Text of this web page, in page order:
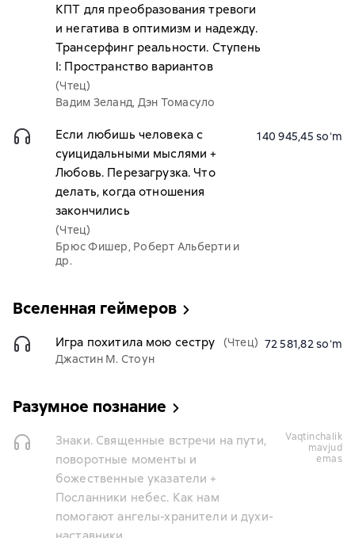
КПТ для преобразования тревоги
и негатива в оптимизм и надежду.
Трансерфинг реальности. Ступень
I: Пространство вариантов
(Чтец)
Вадим Зеланд, Дэн Томасуло
Если любишь человека с
суицидальными мыслями +
Любовь. Перезагрузка. Что
делать, когда отношения
закончились
(Чтец)
Брюс Фишер, Роберт Альберти и
др.
140 945,45 soʻm
Вселенная геймеров
Игра похитила мою сестру
(Чтец)
Джастин М. Стоун
72 581,82 soʻm
Разумное познание
Знаки. Священные встречи на пути,
поворотные моменты и
божественные указатели +
Посланники небес. Как нам
помогают ангелы-хранители и духи-
vaqtinchalik
mavjud
emas